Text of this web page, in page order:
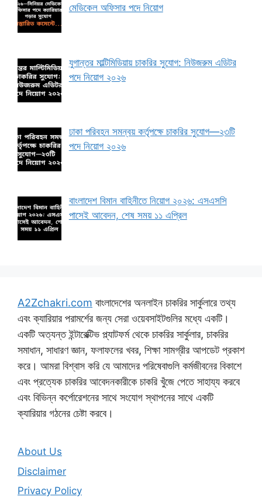
মেডিকেল অফিসার পদে নিয়োগ
যুগান্তর মাল্টিমিডিয়ায় চাকরির সুযোগ: নিউজরুম এডিটর
পদে নিয়োগ ২০২৬
ঢাকা পরিবহন সমন্বয় কর্তৃপক্ষে চাকরির সুযোগ—২৩টি
পদে নিয়োগ ২০২৬
বাংলাদেশ বিমান বাহিনীতে নিয়োগ ২০২৬: এসএসসি
পাসেই আবেদন, শেষ সময় ১১ এপ্রিল
A2Zchakri.com বাংলাদেশের অনলাইন চাকরির সার্কুলারে তথ্য
এবং ক্যারিয়ার পরামর্শের জন্য সেরা ওয়েবসাইটগুলির মধ্যে একটি।
একটি অত্যন্ত ইন্টারেক্টিভ প্ল্যাটফর্ম থেকে চাকরির সার্কুলার, চাকরির
সমাধান, সাধারণ জ্ঞান, ফলাফলের খবর, শিক্ষা সামগ্রীর আপডেট প্রকাশ
করে। আমরা বিশ্বাস করি যে আমাদের পরিষেবাগুলি কর্মজীবনের বিকাশে
এবং প্রত্যেক চাকরির আবেদনকারীকে চাকরি খুঁজে পেতে সাহায্য করবে
এবং বিভিন্ন কর্পোরেশনের সাথে সংযোগ স্থাপনের সাথে একটি
ক্যারিয়ার গঠনের চেষ্টা করবে।
About Us
Disclaimer
Privacy Policy